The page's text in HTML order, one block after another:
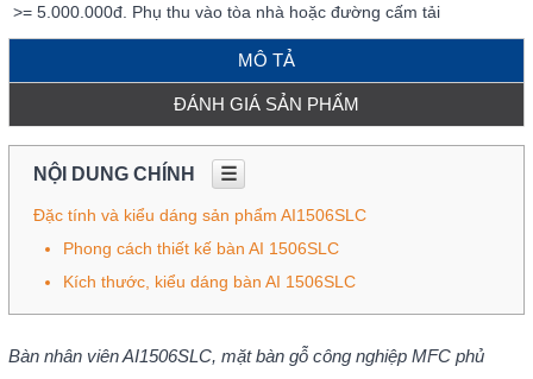
>= 5.000.000đ. Phụ thu vào tòa nhà hoặc đường cấm tải
MÔ TẢ
ĐÁNH GIÁ SẢN PHẨM
NỘI DUNG CHÍNH ☰
Đặc tính và kiểu dáng sản phẩm AI1506SLC
Phong cách thiết kế bàn AI 1506SLC
Kích thước, kiểu dáng bàn AI 1506SLC
Bàn nhân viên AI1506SLC, mặt bàn gỗ công nghiệp MFC phủ